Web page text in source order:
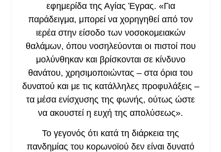
εφημερίδα της Αγίας Έγρας. «Για
παράδειγμα, μπορεί να χορηγηθεί από τον
ιερέα στην είσοδο των νοσοκομειακών
θαλάμων, όπου νοσηλεύονται οι πιστοί που
μολύνθηκαν και βρίσκονται σε κίνδυνο
θανάτου, χρησιμοποιώντας – στα όρια του
δυνατού και με τις κατάλληλες προφυλάξεις –
τα μέσα ενίσχυσης της φωνής, ούτως ώστε
να ακουστεί η ευχή της απολύσεως».
Το γεγονός ότι κατά τη διάρκεια της
πανδημίας του κορωνοϊού δεν είναι δυνατό